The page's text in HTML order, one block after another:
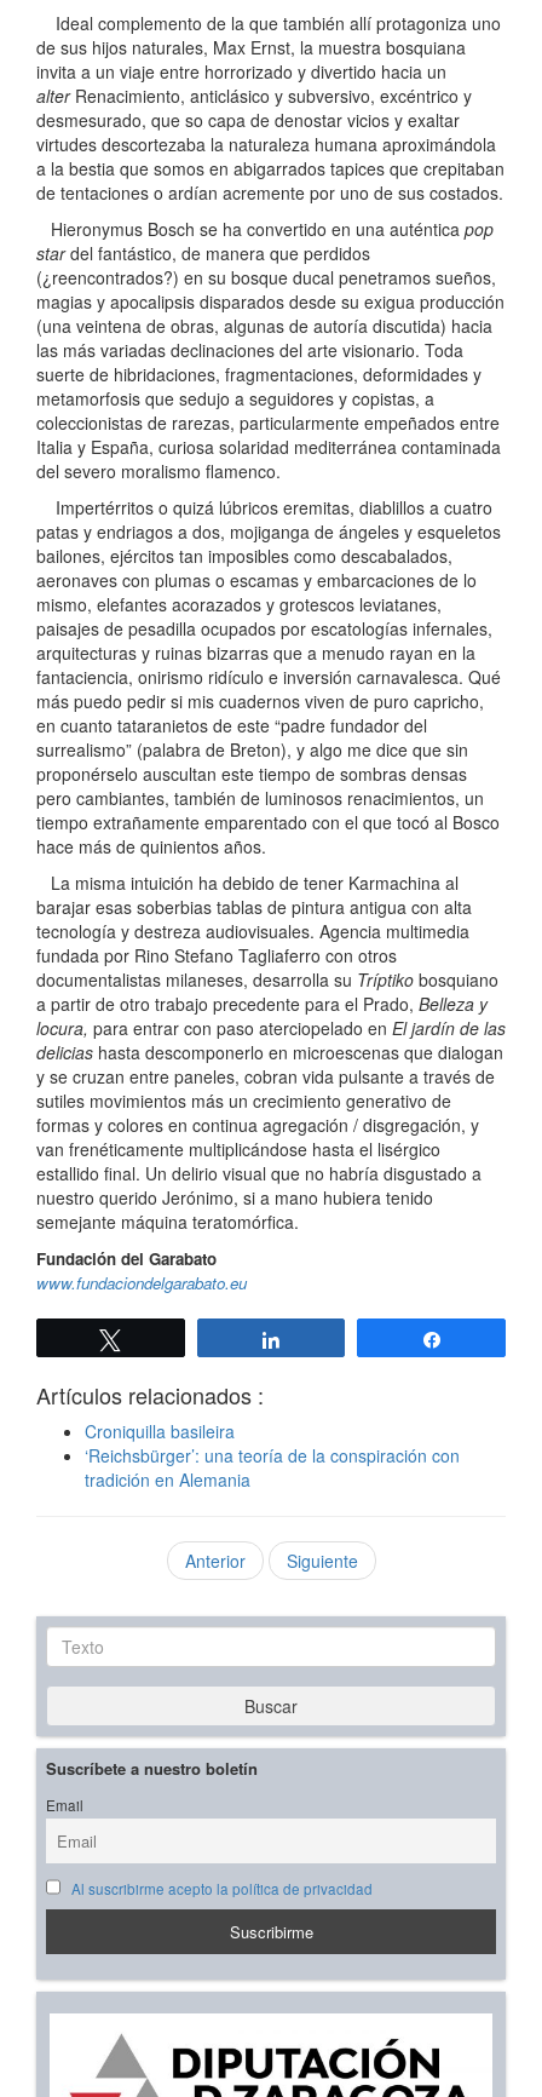
Ideal complemento de la que también allí protagoniza uno
de sus hijos naturales, Max Ernst, la muestra bosquiana
invita a un viaje entre horrorizado y divertido hacia un
alterRenacimiento, anticlásico y subversivo, excéntrico y
desmesurado, que so capa de denostar vicios y exaltar
virtudes descortezaba la naturaleza humana aproximándola
a la bestia que somos en abigarrados tapices que crepitaban
de tentaciones o ardían acremente por uno de sus costados.
Hieronymus Bosch se ha convertido en una auténtica pop
stardel fantástico, de manera que perdidos
(¿reencontrados?) en su bosque ducal penetramos sueños,
magias y apocalipsis disparados desde su exigua producción
(una veintena de obras, algunas de autoría discutida) hacia
las más variadas declinaciones del arte visionario. Toda
suerte de hibridaciones, fragmentaciones, deformidades y
metamorfosis que sedujo a seguidores y copistas, a
coleccionistas de rarezas, particularmente empeñados entre
Italia y España, curiosa solaridad mediterránea contaminada
del severo moralismo flamenco.
Impertérritos o quizá lúbricos eremitas, diablillos a cuatro
patas y endriagos a dos, mojiganga de ángeles y esqueletos
bailones, ejércitos tan imposibles como descabalados,
aeronaves con plumas o escamas y embarcaciones de lo
mismo, elefantes acorazados y grotescos leviatanes,
paisajes de pesadilla ocupados por escatologías infernales,
arquitecturas y ruinas bizarras que a menudo rayan en la
fantaciencia, onirismo ridículo e inversión carnavalesca. Qué
más puedo pedir si mis cuadernos viven de puro capricho,
en cuanto tataranietos de este “padre fundador del
surrealismo” (palabra de Breton), y algo me dice que sin
proponérselo auscultan este tiempo de sombras densas
pero cambiantes, también de luminosos renacimientos, un
tiempo extrañamente emparentado con el que tocó al Bosco
hace más de quinientos años.
La misma intuición ha debido de tener Karmachina al
barajar esas soberbias tablas de pintura antigua con alta
tecnología y destreza audiovisuales. Agencia multimedia
fundada por Rino Stefano Tagliaferro con otros
documentalistas milaneses, desarrolla su Tríptiko bosquiano
a partir de otro trabajo precedente para el Prado, Belleza y
locura, para entrar con paso aterciopelado en El jardín de las
delicias hasta descomponerlo en microescenas que dialogan
y se cruzan entre paneles, cobran vida pulsante a través de
sutiles movimientos más un crecimiento generativo de
formas y colores en continua agregación / disgregación, y
van frenéticamente multiplicándose hasta el lisérgico
estallido final. Un delirio visual que no habría disgustado a
nuestro querido Jerónimo, si a mano hubiera tenido
semejante máquina teratomórfica.
Fundación del Garabato
www.fundaciondelgarabato.eu
Artículos relacionados :
Croniquilla basileira
‘Reichsbürger’: una teoría de la conspiración con
tradición en Alemania
Anterior Siguiente
Texto
Buscar
Suscríbete a nuestro boletín
Email
Al suscribirme acepto la política de privacidad